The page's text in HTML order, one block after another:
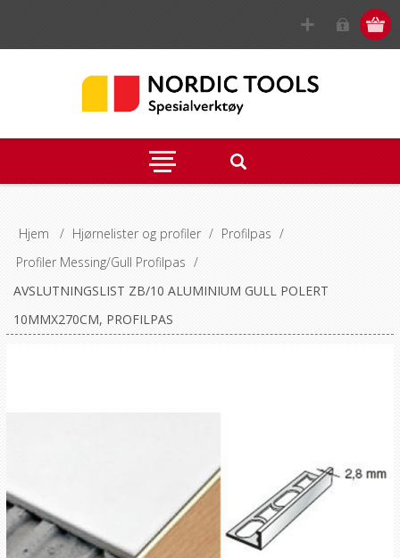
Hjem / Hjørnelister og profiler / Profilpas /
Profiler Messing/Gull Profilpas /
AVSLUTNINGSLIST ZB/10 ALUMINIUM GULL POLERT
10MMX270CM, PROFILPAS